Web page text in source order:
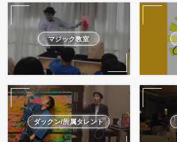
マジック教室
ダックン/所属タレント